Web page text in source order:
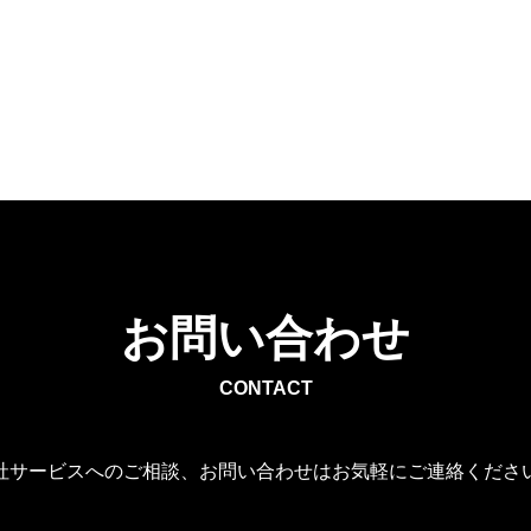
お問い合わせ
CONTACT
サービスへのご相談、お問い合わせはお気軽にご連絡くださ